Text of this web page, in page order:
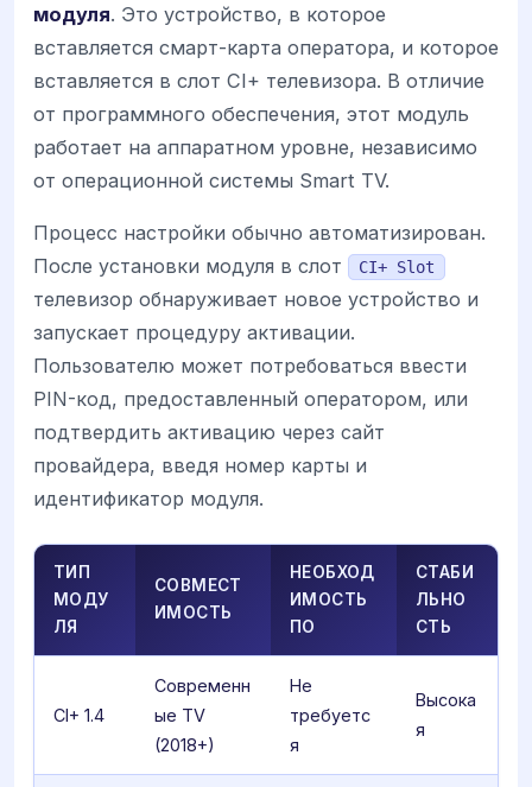
модуля. Это устройство, в которое
вставляется смарт-карта оператора, и которое
вставляется в слот CI+ телевизора. В отличие
от программного обеспечения, этот модуль
работает на аппаратном уровне, независимо
от операционной системы Smart TV.
Процесс настройки обычно автоматизирован.
После установки модуля в слот
CI+ Slot
телевизор обнаруживает новое устройство и
запускает процедуру активации.
Пользователю может потребоваться ввести
PIN-код, предоставленный оператором, или
подтвердить активацию через сайт
провайдера, введя номер карты и
идентификатор модуля.
ТИП
МОДУ
ЛЯ
СОВМЕСТ
ИМОСТЬ
НЕОБХОД
ИМОСТЬ
ПО
СТАБИ
ЛЬНО
СТЬ
CI+ 1.4
Современн
ые TV
(2018+)
Не
требуетс
я
Высока
я